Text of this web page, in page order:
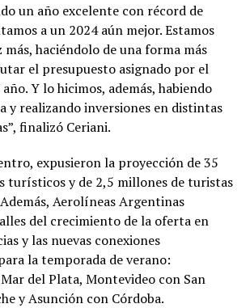
un año excelente con récord de
a un 2024 aún mejor. Estamos
más, haciéndolo de una forma más
el presupuesto asignado por el
Y lo hicimos, además, habiendo
y realizando inversiones en distintas
finalizó Ceriani.
expusieron la proyección de 35
turísticos y de 2,5 millones de turistas
Aerolíneas Argentinas
del crecimiento de la oferta en
y las nuevas conexiones
la temporada de verano:
del Plata, Montevideo con San
y Asunción con Córdoba.